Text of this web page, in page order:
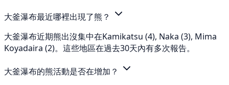
大釜瀑布最近哪裡出現了熊？
大釜瀑布近期熊出沒集中在Kamikatsu (4), Naka (3), Mima
Koyadaira (2)。這些地區在過去30天內有多次報告。
大釜瀑布的熊活動是否在增加？